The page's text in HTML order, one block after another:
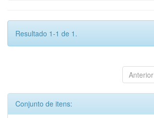
Resultado 1-1 de 1.
Anterior
Conjunto de itens: